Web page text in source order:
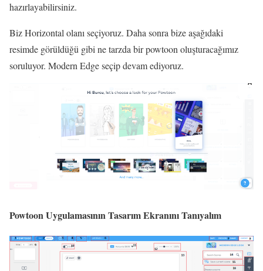
hazırlayabilirsiniz.
Biz Horizontal olanı seçiyoruz. Daha sonra bize aşağıdaki
resimde görüldüğü gibi ne tarzda bir powtoon oluşturacağımız
soruluyor. Modern Edge seçip devam ediyoruz.
Powtoon Uygulamasının Tasarım Ekranını Tanıyalım